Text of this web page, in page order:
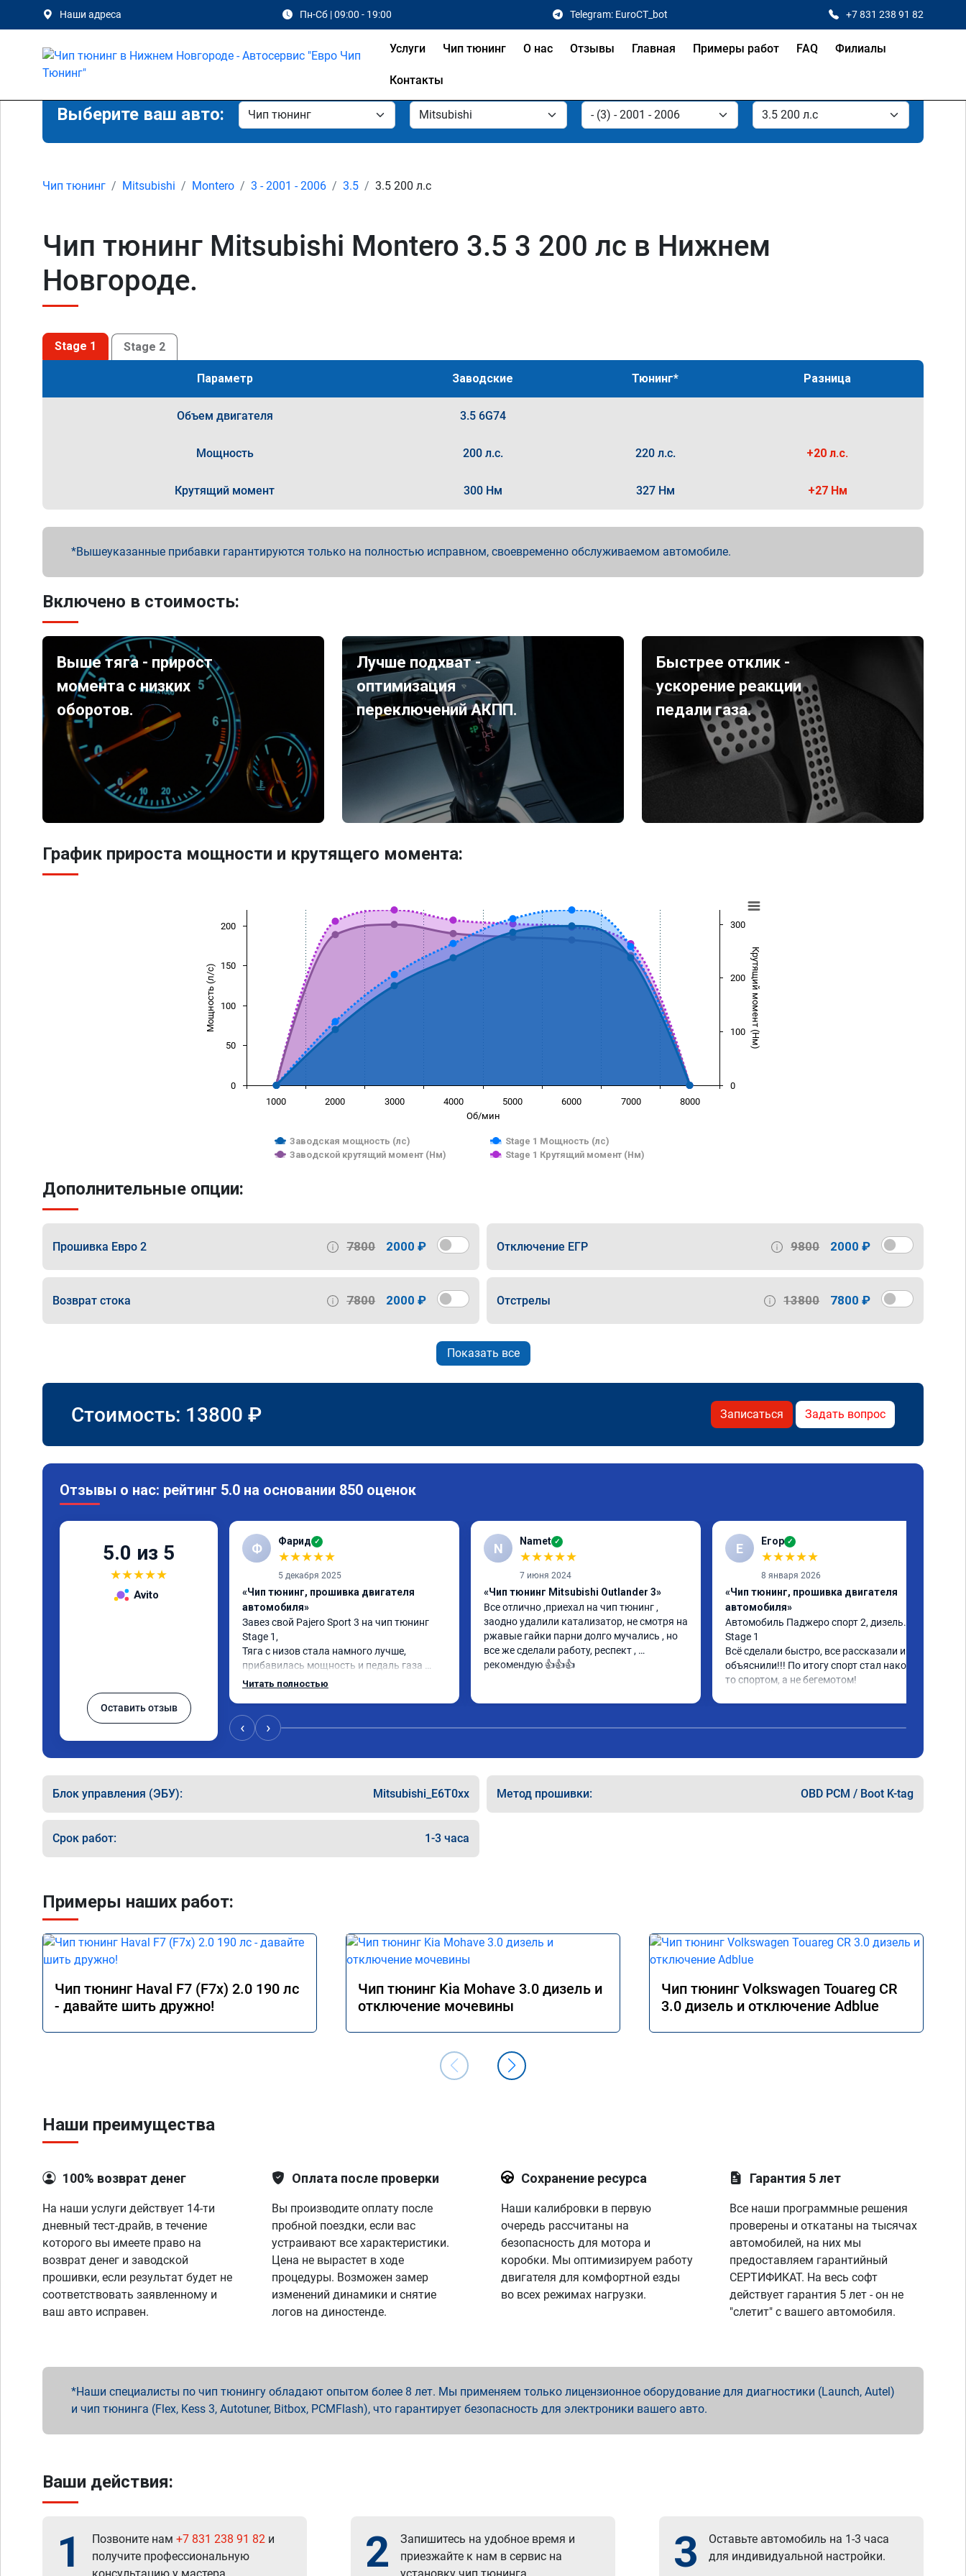
Наши адреса Пн-Сб | 09:00 - 19:00 Telegram: EuroCT_bot +7 831 238 91 82
Услуги Чип тюнинг О нас Отзывы Главная Примеры работ FAQ Филиалы
Контакты
Выберите ваш авто:
Чип тюнинг Mitsubishi Montero 3 - 2001 - 2006 3.5 3.5 200 л.с
Чип тюнинг Mitsubishi Montero 3.5 3 200 лс в Нижнем
Новгороде.
Stage 1 Stage 2
Параметр Заводские Тюнинг* Разница
Объем двигателя 3.5 6G74
Мощность 200 л.с. 220 л.с. +20 л.с.
Крутящий момент 300 Нм 327 Нм +27 Нм
Вышеуказанные прибавки гарантируются только на полностью исправном, своевременно обслуживаемом автомобиле.
Включено в стоимость:
Выше тяга - прирост
момента с низких
оборотов.
Лучше подхват -
оптимизация
переключений АКПП.
Быстрее отклик -
ускорение реакции
педали газа.
График прироста мощности и крутящего момента:
Об/мин
Мощность (л/с) Крутящий момент (Нм)
Заводская мощность (лс)
Stage 1 Мощность (лс)
Заводской крутящий момент (Нм)
Stage 1 Крутящий момент (Нм)
1000 2000 3000 4000 5000 6000 7000 8000
0
50
100
150
200
0
100
200
300
Дополнительные опции:
Прошивка Евро 2 7800 2000 ₽ Отключение ЕГР 9800 2000 ₽
Возврат стока 7800 2000 ₽ Отстрелы 13800 7800 ₽
Показать все
Стоимость: 13800 ₽ Записаться Задать вопрос
Отзывы о нас: рейтинг 5.0 на основании 850 оценок
5.0 из 5
★★★★★
Avito
Оставить отзыв
Ф Фарид ✓
★★★★★
5 декабря 2025
«Чип тюнинг, прошивка двигателя
автомобиля»
Завез свой Pajero Sport 3 на чип тюнинг
Stage 1,
Тяга с низов стала намного лучше,
прибавилась мощность и педаль газа
стала отзывчивее.
качественно!
Читал что в Австралии при покупке этих
Завтра везу X7 на чип, Там по цифрам
Читать полностью
N Namet ✓
★★★★★
7 июня 2024
«Чип тюнинг Mitsubishi Outlander 3»
Все отлично ,приехал на чип тюнинг ,
заодно удалили катализатор, не смотря на
ржавые гайки парни долго мучались , но
все же сделали работу, респект ,
рекомендую 👍👍👍
Е Егор ✓
★★★★★
8 января 2026
«Чип тюнинг, прошивка двигателя
автомобиля»
Автомобиль Паджеро спорт 2, дизель.
Stage 1
Всё сделали быстро, все рассказали и
объяснили!!! По итогу спорт стал наконец-
то спортом, а не бегемотом!
‹ ›
Блок управления (ЭБУ): Mitsubishi_E6T0xx Метод прошивки: OBD PCM / Boot K-tag
Срок работ: 1-3 часа
Примеры наших работ:
Чип тюнинг Haval F7 (F7x) 2.0 190 лс
- давайте шить дружно!
Чип тюнинг Kia Mohave 3.0 дизель и
отключение мочевины
Чип тюнинг Volkswagen Touareg CR
3.0 дизель и отключение Adblue
Наши преимущества
100% возврат денег
На наши услуги действует 14-ти
дневный тест-драйв, в течение
которого вы имеете право на
возврат денег и заводской
прошивки, если результат будет не
соответствовать заявленному и
ваш авто исправен.
Оплата после проверки
Вы производите оплату после
пробной поездки, если вас
устраивают все характеристики.
Цена не вырастет в ходе
процедуры. Возможен замер
изменений динамики и снятие
логов на диностенде.
Сохранение ресурса
Наши калибровки в первую
очередь рассчитаны на
безопасность для мотора и
коробки. Мы оптимизируем работу
двигателя для комфортной езды
во всех режимах нагрузки.
Гарантия 5 лет
Все наши программные решения
проверены и откатаны на тысячах
автомобилей, на них мы
предоставляем гарантийный
СЕРТИФИКАТ. На весь софт
действует гарантия 5 лет - он не
"слетит" с вашего автомобиля.
Наши специалисты по чип тюнингу обладают опытом более 8 лет. Мы применяем только лицензионное оборудование для диагностики (Launch, Autel)
и чип тюнинга (Flex, Kess 3, Autotuner, Bitbox, PCMFlash), что гарантирует безопасность для электроники вашего авто.
Ваши действия:
1 Позвоните нам +7 831 238 91 82 и
получите профессиональную
2
Запишитесь на удобное время и
приезжайте к нам в сервис на
3
Оставьте автомобиль на 1-3 часа
для индивидуальной настройки.